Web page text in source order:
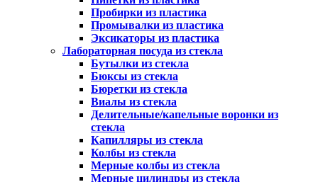
Пробирки из пластика
Промывалки из пластика
Эксикаторы из пластика
Лабораторная посуда из стекла
Бутылки из стекла
Бюксы из стекла
Бюретки из стекла
Виалы из стекла
Делительные/капельные воронки из
стекла
Капилляры из стекла
Колбы из стекла
Мерные колбы из стекла
Мерные цилиндры из стекла